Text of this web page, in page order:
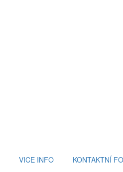
VICE INFO KONTAKTNÍ